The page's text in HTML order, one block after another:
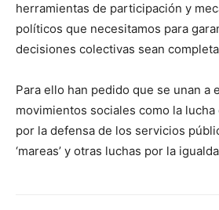
herramientas de participación y
políticos que necesitamos para
decisiones colectivas sean
Para ello han pedido que se unan a
movimientos sociales como la
por la defensa de los servicios
‘mareas’ y otras luchas por la